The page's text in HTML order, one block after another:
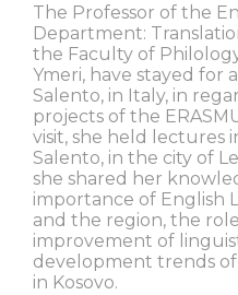
The Professor of the
Department:
the Faculty of
Ymeri, have stayed for
Salento, in Italy, in
projects of the
visit, she held lectures
Salento, in the city of
she shared her
importance of English
and the region, the
improvement of
development trends
in Kosovo.